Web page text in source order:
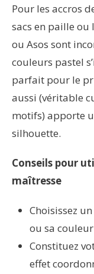
Pour les accros
sacs en paille ou
ou Asos sont
couleurs pastel
parfait pour le
aussi (véritable
motifs) apporte
silhouette.
Conseils pour
maîtresse
Choisissez
ou sa
Constituez
effet